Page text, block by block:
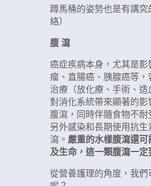
蹲馬桶的姿勢也是有講究
絡）
腹 瀉
癌症疾病本身，尤其是影
瘤、直腸癌、胰腺癌等，
治療（放化療、手術、造
對消化系統帶來顯著的影
腹瀉，同時伴隨食物不耐
另外感染和長期使用抗生
瀉。 嚴重的水樣腹瀉還
及生命，這一類腹瀉一定
從營養護理的角度，我們